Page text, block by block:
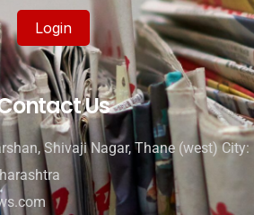
Login
Us
Shivaji Nagar, Thane (west) City: